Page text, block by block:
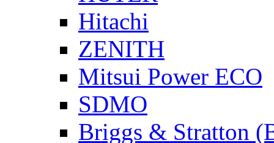
Hitachi
ZENITH
Mitsui Power ECO
SDMO
Briggs & Stratton